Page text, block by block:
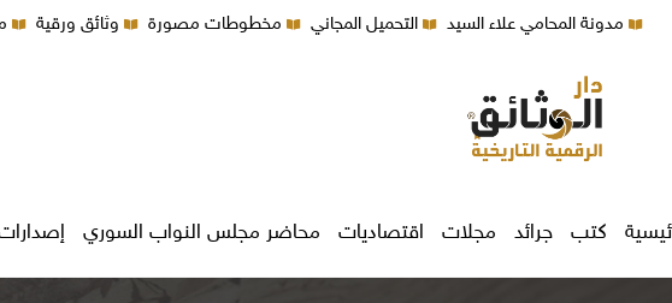
مدونة المحامي علاء السيد التحميل المجاني مخطوطات مصورة وثائق ورقية
كتب جرائد مجلات اقتصاديات محاضر مجلس النواب السوري